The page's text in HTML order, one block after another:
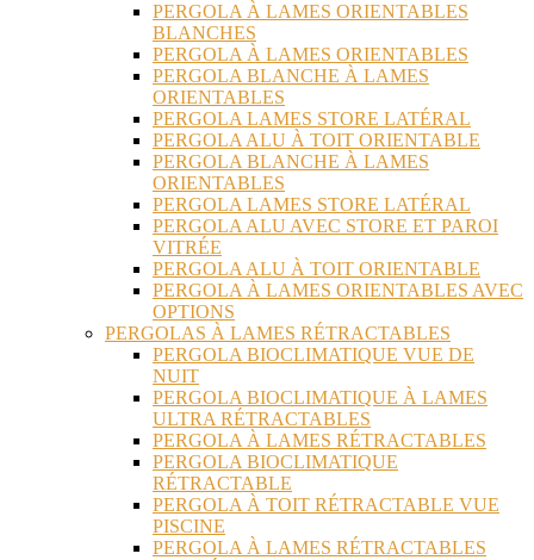
PERGOLA À LAMES ORIENTABLES
BLANCHES
PERGOLA À LAMES ORIENTABLES
PERGOLA BLANCHE À LAMES
ORIENTABLES
PERGOLA LAMES STORE LATÉRAL
PERGOLA ALU À TOIT ORIENTABLE
PERGOLA BLANCHE À LAMES
ORIENTABLES
PERGOLA LAMES STORE LATÉRAL
PERGOLA ALU AVEC STORE ET PAROI
VITRÉE
PERGOLA ALU À TOIT ORIENTABLE
PERGOLA À LAMES ORIENTABLES AVEC
OPTIONS
PERGOLAS À LAMES RÉTRACTABLES
PERGOLA BIOCLIMATIQUE VUE DE
NUIT
PERGOLA BIOCLIMATIQUE À LAMES
ULTRA RÉTRACTABLES
PERGOLA À LAMES RÉTRACTABLES
PERGOLA BIOCLIMATIQUE
RÉTRACTABLE
PERGOLA À TOIT RÉTRACTABLE VUE
PISCINE
PERGOLA À LAMES RÉTRACTABLES